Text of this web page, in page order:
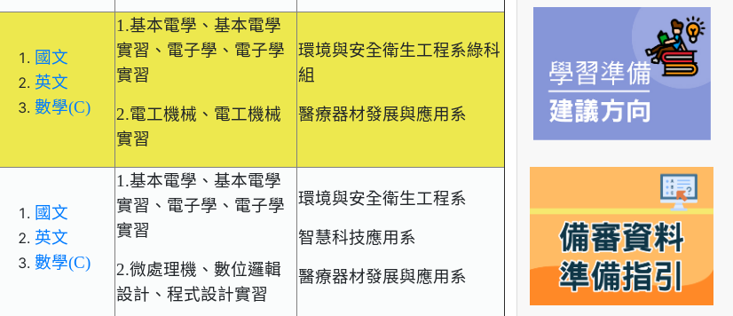
國文
英文
數學(C)
1.基本電學、基本電學
實習、電子學、電子學
實習
2.電工機械、電工機械
實習
環境與安全衛生工程系綠科
組
醫療器材發展與應用系
國文
英文
數學(C)
1.基本電學、基本電學
實習、電子學、電子學
實習
2.微處理機、數位邏輯
設計、程式設計實習
環境與安全衛生工程系
智慧科技應用系
醫療器材發展與應用系